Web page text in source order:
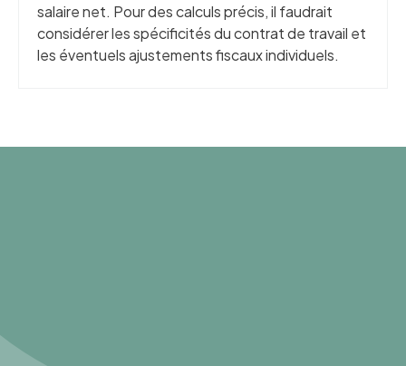
salaire net. Pour des calculs précis, il faudrait
considérer les spécificités du contrat de travail et
les éventuels ajustements fiscaux individuels.